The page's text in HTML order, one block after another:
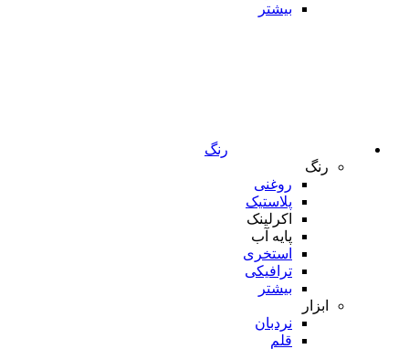
بیشتر
رنگ
رنگ
روغنی
پلاستیک
اکرلینک
پایه آب
استخری
ترافیکی
بیشتر
ابزار
نردبان
قلم